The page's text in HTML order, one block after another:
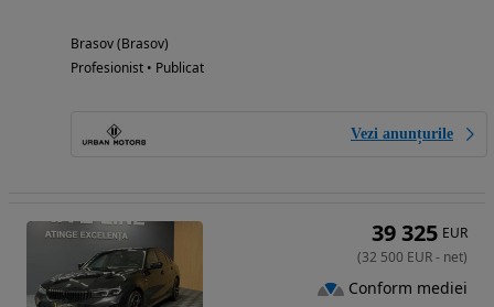
Brasov (Brasov)
Profesionist • Publicat
Vezi anunțurile
39 325 EUR
(32 500 EUR- net)
Conform mediei